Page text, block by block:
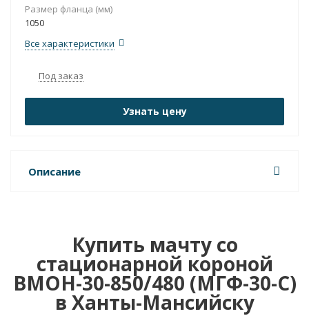
Размер фланца (мм)
1050
Все характеристики
Под заказ
Узнать цену
Описание
Купить мачту со
стационарной короной
ВМОН-30-850/480 (МГФ-30-С)
в Ханты-Мансийску